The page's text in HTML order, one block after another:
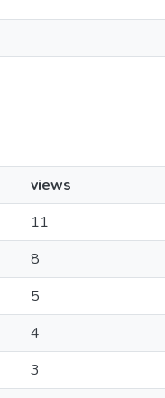
views
11
8
5
4
3